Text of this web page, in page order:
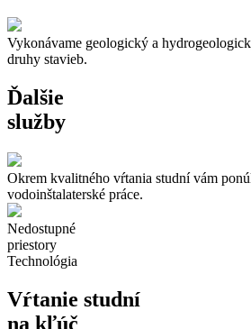
Vykonávame geologický a
druhy stavieb.
Ďalšie
služby
Okrem kvalitného vŕtania studní vám
vodoinštalaterské práce.
Nedostupné
priestory
Technológia
Vŕtanie studní
na kľúč